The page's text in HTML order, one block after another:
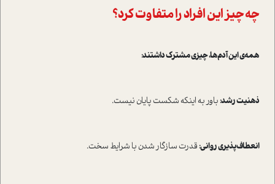
چه چیز این افراد را متفاوت کرد؟
همه‌ی این آدم‌ها، چیزی مشترک داشتند:
ذهنیت رشد:باور به اینکه شکست پایان نیست.
انعطاف‌پذیری روانی:قدرت سازگار شدن با شرایط سخت.